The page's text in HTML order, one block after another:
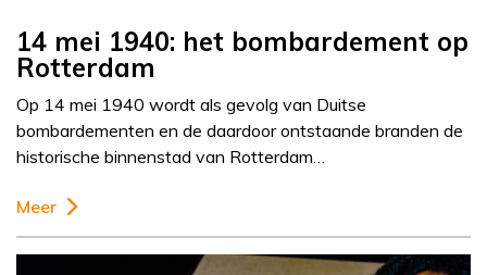
14 mei 1940: het bombardement op
Rotterdam
Op 14 mei 1940 wordt als gevolg van Duitse
bombardementen en de daardoor ontstaande branden de
historische binnenstad van Rotterdam…
Meer